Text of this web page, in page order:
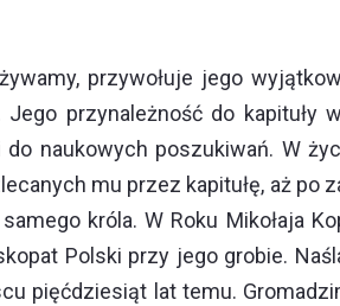
przywołuje jego
przynależność do kapituły
do naukowych poszukiwań. W
mu przez kapitułę, aż po
króla. W Roku Mikołaja
Polski przy jego grobie.
pięćdziesiąt lat temu.